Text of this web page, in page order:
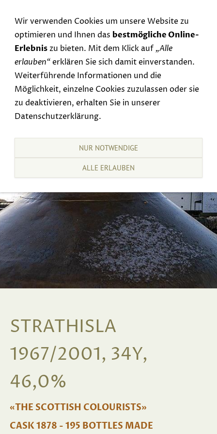
STRATHISLA
1967/2001, 34Y,
46,0%
«THE SCOTTISH COLOURISTS»
CASK 1878 - 195 BOTTLES MADE
Wir verwenden Cookies um unsere Website zu
optimieren und Ihnen das bestmögliche Online-
Erlebniszu bieten. Mit dem Klick auf „Alle
erlauben“erklären Sie sich damit einverstanden.
Weiterführende Informationen und die
Möglichkeit, einzelne Cookies zuzulassen oder sie
zu deaktivieren, erhalten Sie in unserer
Datenschutzerklärung.
NUR NOTWENDIGE
ALLE ERLAUBEN